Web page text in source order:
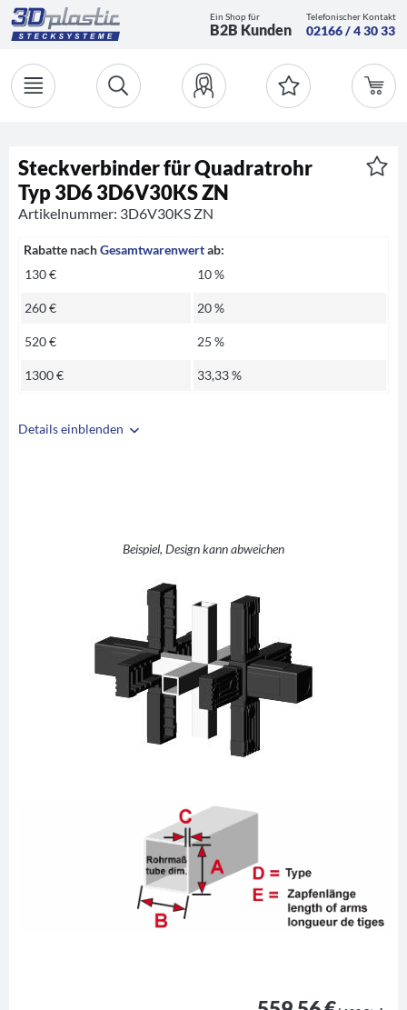
Ein Shop für
B2B Kunden
Telefonischer Kontakt
02166 / 4 30 33
Details einblenden
Beispiel, Design kann abweichen
Steckverbinder für Quadratrohr
Typ 3D6 3D6V30KS ZN
Artikelnummer: 3D6V30KS ZN
Rabatte nachGesamtwarenwertab:
130 €
10 %
260 € 20 %
520 € 25 %
1300 € 33,33 %